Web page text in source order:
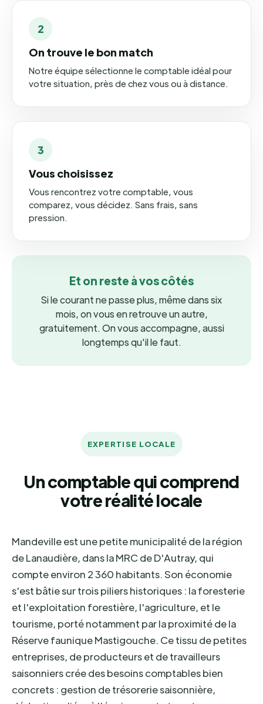
2
On trouve le bon match
Notre équipe sélectionne le comptable idéal pour
votre situation, près de chez vous ou à distance.
3
Vous choisissez
Vous rencontrez votre comptable, vous
comparez, vous décidez. Sans frais, sans
pression.
Et on reste à vos côtés
Si le courant ne passe plus, même dans six
mois, on vous en retrouve un autre,
gratuitement. On vous accompagne, aussi
longtemps qu'il le faut.
EXPERTISE LOCALE
Un comptable qui comprend
votre réalité locale
Mandeville est une petite municipalité de la région
de Lanaudière, dans la MRC de D'Autray, qui
compte environ 2 360 habitants. Son économie
s'est bâtie sur trois piliers historiques : la foresterie
et l'exploitation forestière, l'agriculture, et le
tourisme, porté notamment par la proximité de la
Réserve faunique Mastigouche. Ce tissu de petites
entreprises, de producteurs et de travailleurs
saisonniers crée des besoins comptables bien
concrets : gestion de trésorerie saisonnière,